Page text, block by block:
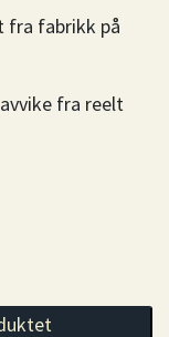
fra fabrikk på
fra reelt
liter antall